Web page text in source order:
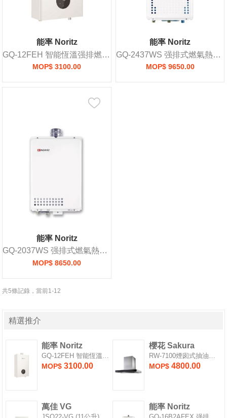
能率 Noritz
GQ-12FEH 智能恆溫强排燃氣熱水爐
MOP$ 3100.00
能率 Noritz
GQ-2437WS 强排式燃氣熱水爐
MOP$ 9650.00
能率 Noritz
GQ-2037WS 强排式燃氣熱水爐
MOP$ 8650.00
共5條記錄，當前1-12
精選推介
能率 Noritz
GQ-12FEH 智能恆溫强排燃氣熱水爐
MOP$ 3100.00
櫻花 Sakura
RW-7100煙囱式抽油煙機
MOP$4800.00
萬佳 VG 能率 Noritz